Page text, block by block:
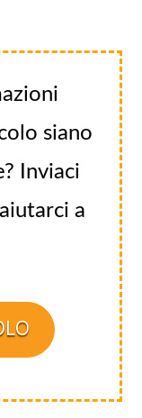
siano
Inviaci
a